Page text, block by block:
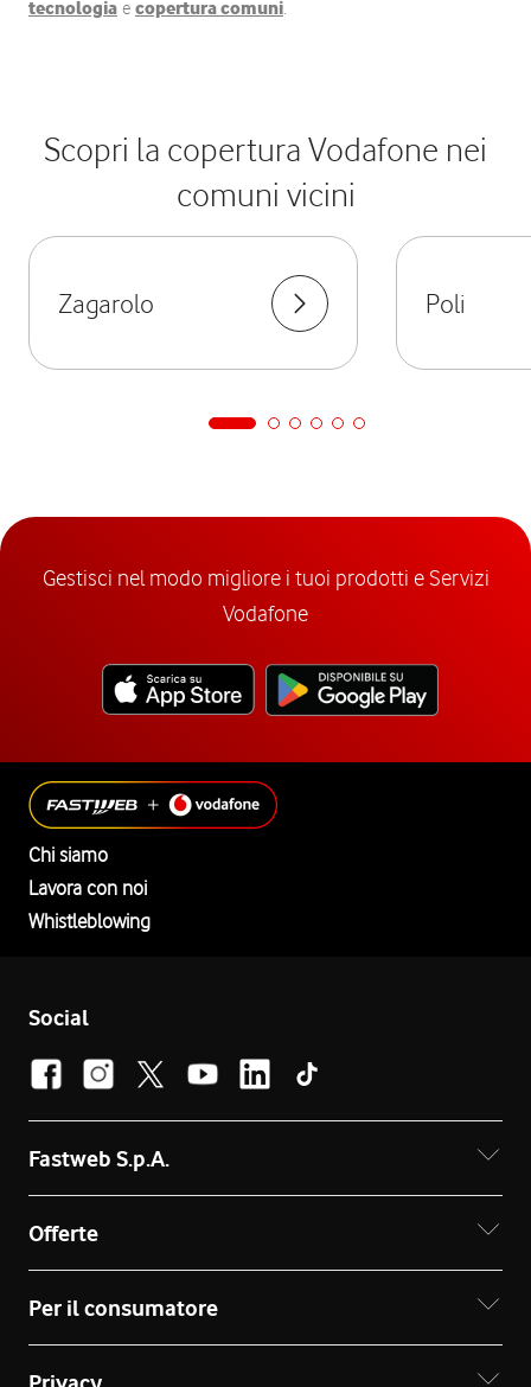
tecnologia e copertura comuni.
Scopri la copertura Vodafone nei
comuni vicini
Zagarolo Poli
Gestisci nel modo migliore i tuoi prodotti e Servizi
Vodafone
Chi siamo
Lavora con noi
Whistleblowing
Social
Fastweb S.p.A.
Offerte
Per il consumatore